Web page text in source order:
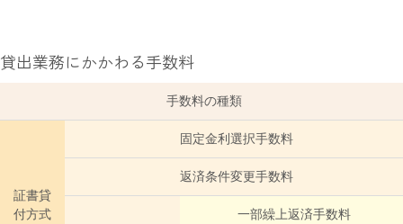
貸出業務にかかわる手数料
手数料の種類
証書貸
付方式
固定金利選択手数料
返済条件変更手数料
一部繰上返済手数料